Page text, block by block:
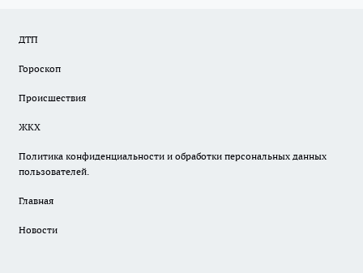
ДТП
Гороскоп
Происшествия
ЖКХ
Политика конфиденциальности и обработки персональных данных
пользователей.
Главная
Новости